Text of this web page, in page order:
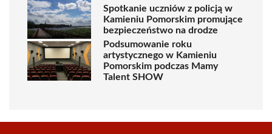
Spotkanie uczniów z policją w
Kamieniu Pomorskim promujące
bezpieczeństwo na drodze
Podsumowanie roku
artystycznego w Kamieniu
Pomorskim podczas Mamy
Talent SHOW